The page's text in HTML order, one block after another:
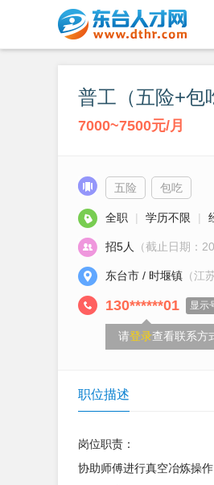
普工（五险+包
7000~7500元/月
五险 包吃
全职 | 学历不限 |
招5人 （截止日期：
东台市 / 时堰镇 （江
130******01 显示
请登录查看联系方
职位描述
岗位职责：
协助师傅进行真空冶炼操